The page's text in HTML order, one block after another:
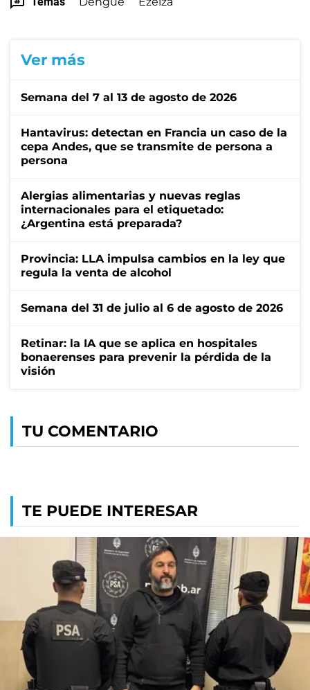
Ver más
Semana del 7 al 13 de agosto de 2026
Hantavirus: detectan en Francia un caso de la
cepa Andes, que se transmite de persona a
persona
Alergias alimentarias y nuevas reglas
internacionales para el etiquetado:
¿Argentina está preparada?
Provincia: LLA impulsa cambios en la ley que
regula la venta de alcohol
Semana del 31 de julio al 6 de agosto de 2026
Retinar: la IA que se aplica en hospitales
bonaerenses para prevenir la pérdida de la
visión
TU COMENTARIO
TE PUEDE INTERESAR